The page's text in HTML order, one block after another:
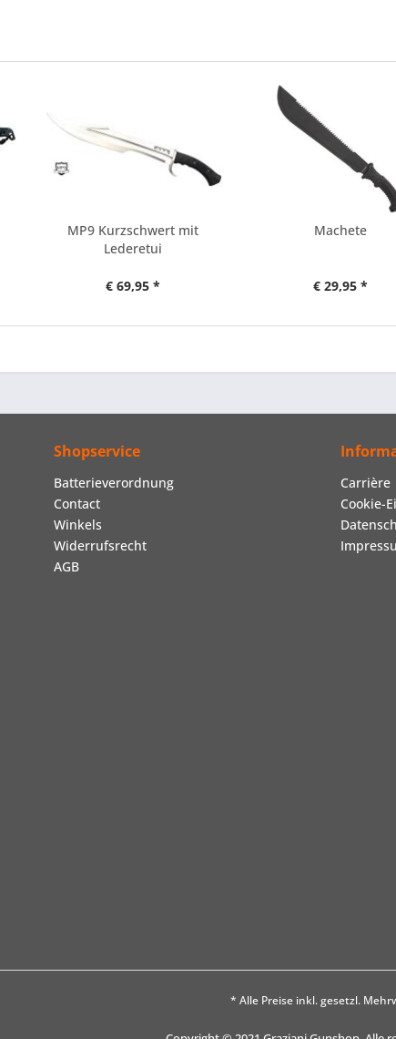
MP9 Kurzschwert mit
Lederetui
€ 69,95 *
Machete
€ 29,95 *
Shopservice
Batterieverordnung
Contact
Winkels
Widerrufsrecht
AGB
Carrière
Cookie-
* Alle Preise inkl. gesetzl.